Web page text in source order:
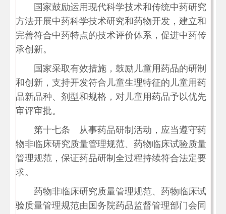
国家鼓励运用现代科学技术和传统中药研究
方法开展中药科学技术研究和药物开发，建立和
完善符合中药特点的技术评价体系，促进中药传
承创新。
国家采取有效措施，鼓励儿童用药品的研制
和创新，支持开发符合儿童生理特征的儿童用药
品新品种、剂型和规格，对儿童用药品予以优先
审评审批。
第十七条 从事药品研制活动，应当遵守药
物非临床研究质量管理规范、药物临床试验质量
管理规范，保证药品研制全过程持续符合法定要
求。
药物非临床研究质量管理规范、药物临床试
验质量管理规范由国务院药品监督管理部门会同